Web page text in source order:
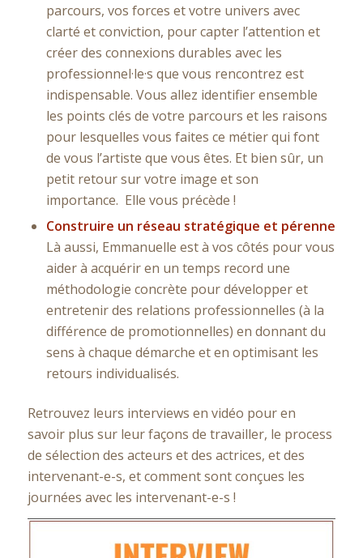
parcours, vos forces et votre univers avec
clarté et conviction, pour capter l’attention et
créer des connexions durables avec les
professionnel·le·s que vous rencontrez est
indispensable. Vous allez identifier ensemble
les points clés de votre parcours et les raisons
pour lesquelles vous faites ce métier qui font
de vous l’artiste que vous êtes. Et bien sûr, un
petit retour sur votre image et son
importance. Elle vous précède !
Construire un réseau stratégique et pérenne
Là aussi, Emmanuelle est à vos côtés pour vous
aider à acquérir en un temps record une
méthodologie concrète pour développer et
entretenir des relations professionnelles (à la
différence de promotionnelles) en donnant du
sens à chaque démarche et en optimisant les
retours individualisés.
Retrouvez leurs interviews en vidéo pour en
savoir plus sur leur façons de travailler, le process
de sélection des acteurs et des actrices, et des
intervenant-e-s, et comment sont conçues les
journées avec les intervenant-e-s !